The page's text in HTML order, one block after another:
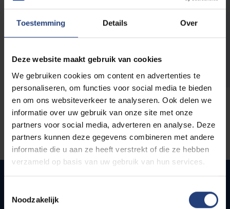
Toestemming Details Over
Deze website maakt gebruik van cookies
We gebruiken cookies om content en advertenties te
personaliseren, om functies voor social media te bieden
en om ons websiteverkeer te analyseren. Ook delen we
informatie over uw gebruik van onze site met onze
partners voor social media, adverteren en analyse. Deze
partners kunnen deze gegevens combineren met andere
informatie die u aan ze heeft verstrekt of die ze hebben
verzameld op basis van uw gebruik van hun services.
Noodzakelijk
Quick links